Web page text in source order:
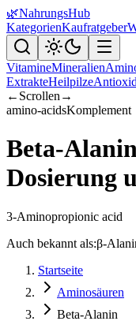
🌿NahrungsHub
KategorienKaufratgeber
VitamineMineralien
ExtrakteHeilpilze
← Scrollen →
amino-acidsKomplement
Beta-
Dosierung
3-Aminopropionic acid
Auch bekannt als:β-
Startseite
Aminosäuren
Beta-Alanin